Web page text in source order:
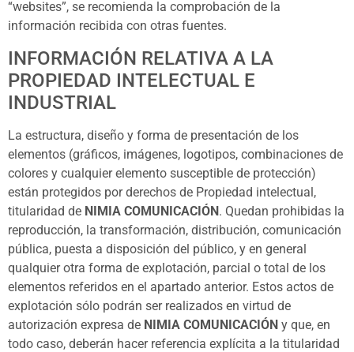
“websites”, se recomienda la comprobación de la
información recibida con otras fuentes.
INFORMACIÓN RELATIVA A LA
PROPIEDAD INTELECTUAL E
INDUSTRIAL
La estructura, diseño y forma de presentación de los
elementos (gráficos, imágenes, logotipos, combinaciones de
colores y cualquier elemento susceptible de protección)
están protegidos por derechos de Propiedad intelectual,
titularidad de NIMIA COMUNICACIÓN. Quedan prohibidas la
reproducción, la transformación, distribución, comunicación
pública, puesta a disposición del público, y en general
qualquier otra forma de explotación, parcial o total de los
elementos referidos en el apartado anterior. Estos actos de
explotación sólo podrán ser realizados en virtud de
autorización expresa de NIMIA COMUNICACIÓN y que, en
todo caso, deberán hacer referencia explícita a la titularidad